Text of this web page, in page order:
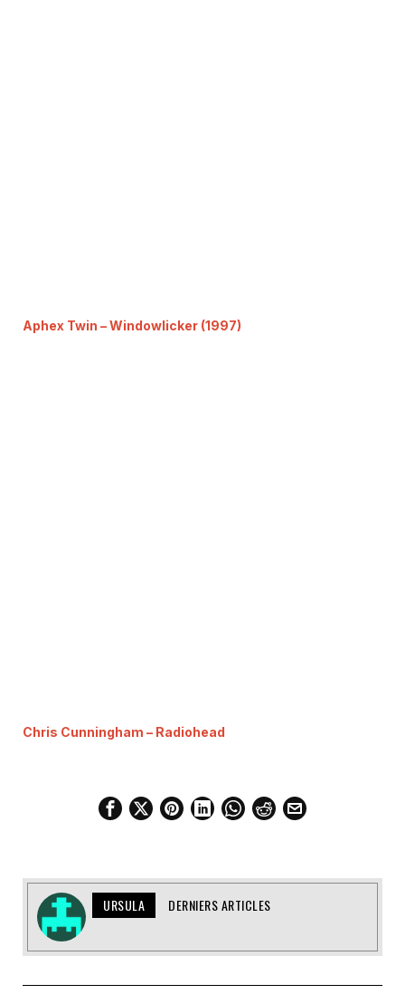
Aphex Twin – Windowlicker (1997)
Chris Cunningham – Radiohead
URSULA DERNIERS ARTICLES